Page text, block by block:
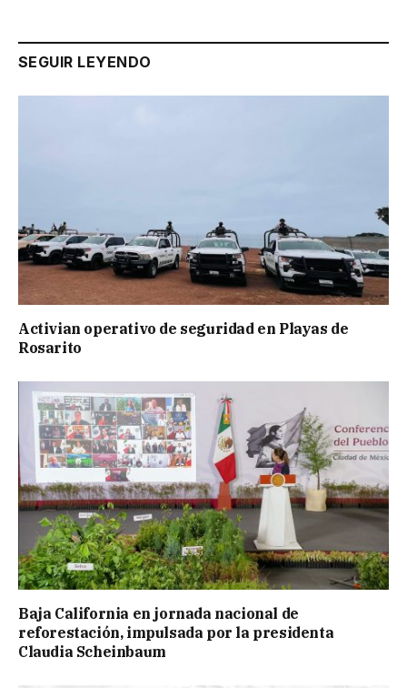
SEGUIR LEYENDO
Activian operativo de seguridad en Playas de
Rosarito
Baja California en jornada nacional de
reforestación, impulsada por la presidenta
Claudia Scheinbaum